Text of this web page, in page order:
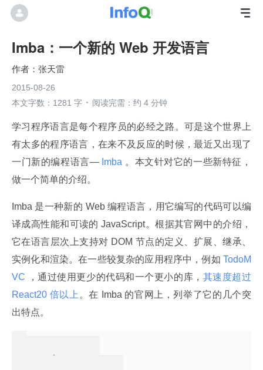
Imba：一个新的 Web 开发语言
张天雷
2015-08-26
本文字数：1281 字
阅读完需：约 4 分钟
学习程序语言是每个程序员的必经之路。可是这个世界上
有太多的程序语言，在来不及反应的时候，最近又出现了
一门新的编程语言— Imba 。本文针对它的一些新特征，
做一个简单的介绍。
Imba 是一种新的 Web 编程语言，用它编写的代码可以编
译成高性能和可读的 JavaScript。根据其官网中的介绍，
它在语言层次上支持对 DOM 节点的定义、扩展、继承、
实例化和渲染。在一些较复杂的应用程序中，例如 TodoM
VC
，通过使用更少的代码和一个更小的库， 其速度超过
React20 倍以上 。在 Imba 的官网上，列举了它的几个突
出特点。